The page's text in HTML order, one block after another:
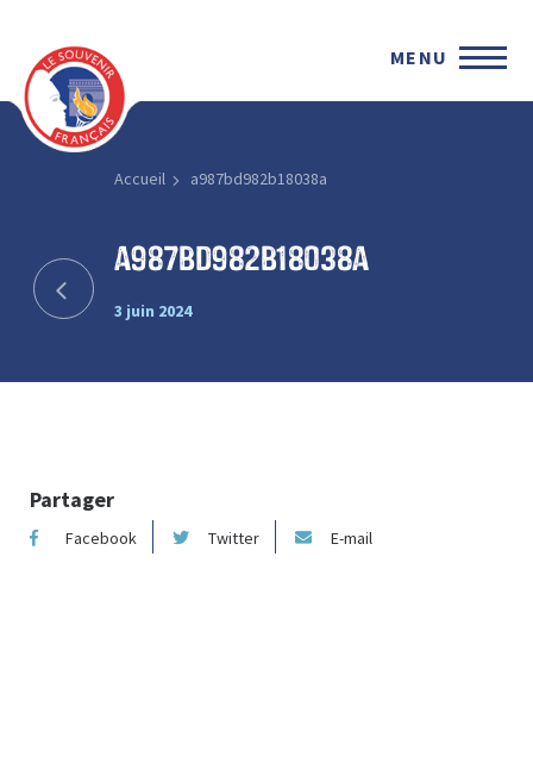
MENU
Accueil a987bd982b18038a
a987bd982b18038a
3 juin 2024
Partager
Facebook Twitter E-mail